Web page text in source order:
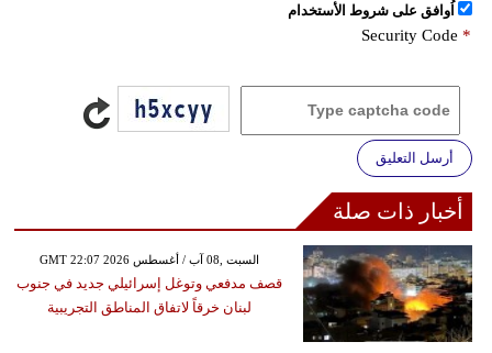
اُوافق على شروط الأستخدام
Security Code *
أرسل التعليق
أخبار ذات صلة
GMT 22:07 2026 السبت ,08 آب / أغسطس
قصف مدفعي وتوغل إسرائيلي جديد في جنوب
لبنان خرقاً لاتفاق المناطق التجريبية